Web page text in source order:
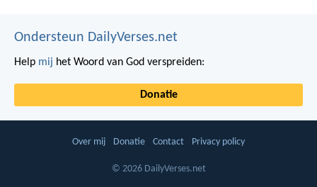
Ondersteun DailyVerses.net
Help mij het Woord van God verspreiden:
Donatie
Over mij Donatie Contact Privacy policy
© 2026 DailyVerses.net